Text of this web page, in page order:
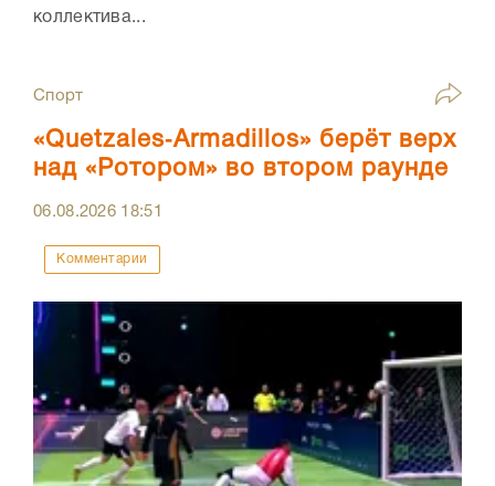
коллектива...
Спорт
«Quetzales‑Armadillos» берёт верх
над «Ротором» во втором раунде
06.08.2026 18:51
Комментарии